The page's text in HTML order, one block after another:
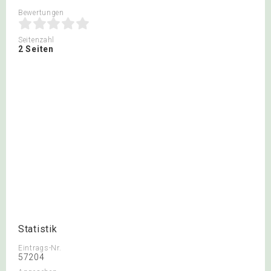
Bewertungen
Seitenzahl
2 Seiten
Statistik
Eintrags-Nr.
57204